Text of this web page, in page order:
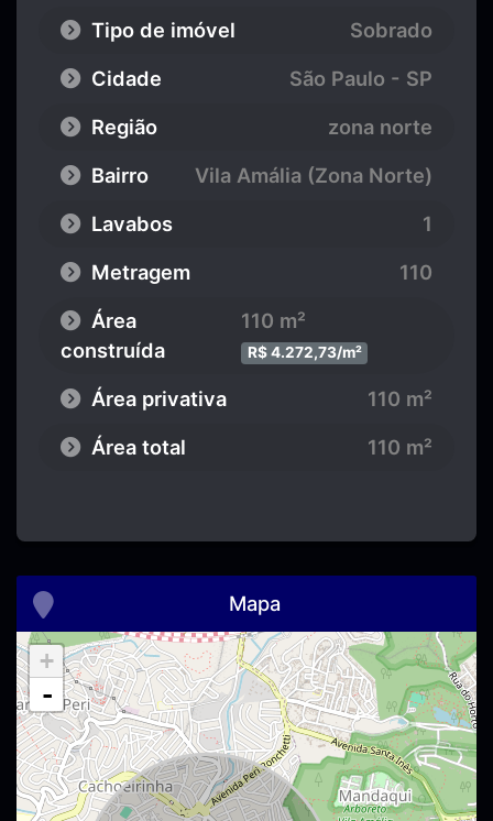
Tipo de imóvel
Sobrado
Cidade
São Paulo - SP
Região
zona norte
Bairro
Vila Amália (Zona Norte)
Lavabos
1
Metragem
110
Área
construída
110 m²
R$ 4.272,73/m²
Área privativa
110 m²
Área total
110 m²
Mapa
+
-